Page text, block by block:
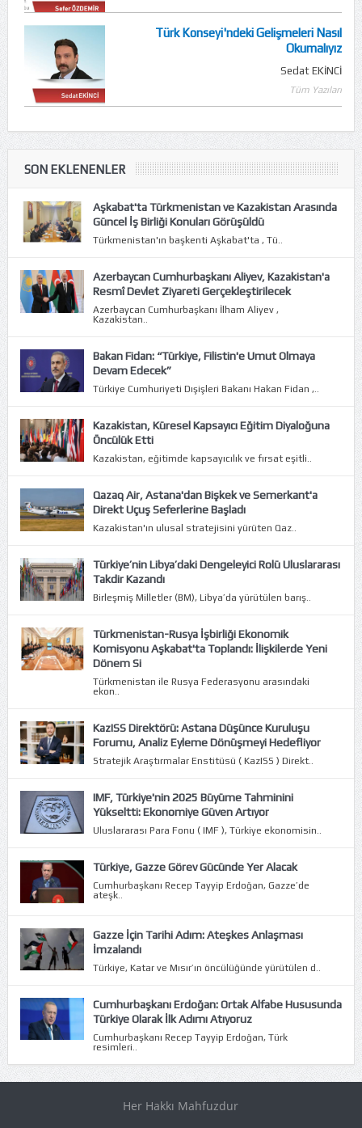
Türk Konseyi'ndeki Gelişmeleri Nasıl
Okumalıyız
Sedat EKİNCİ
Tüm Yazıları
SON EKLENENLER
Aşkabat'ta Türkmenistan ve Kazakistan Arasında
Güncel İş Birliği Konuları Görüşüldü
Türkmenistan'ın başkenti Aşkabat'ta , Tü..
Azerbaycan Cumhurbaşkanı Aliyev, Kazakistan'a
Resmî Devlet Ziyareti Gerçekleştirilecek
Azerbaycan Cumhurbaşkanı İlham Aliyev ,
Kazakistan..
Bakan Fidan: “Türkiye, Filistin'e Umut Olmaya
Devam Edecek”
Türkiye Cumhuriyeti Dışişleri Bakanı Hakan Fidan ,..
Kazakistan, Küresel Kapsayıcı Eğitim Diyaloğuna
Öncülük Etti
Kazakistan, eğitimde kapsayıcılık ve fırsat eşitli..
Qazaq Air, Astana'dan Bişkek ve Semerkant'a
Direkt Uçuş Seferlerine Başladı
Kazakistan'ın ulusal stratejisini yürüten Qaz..
Türkiye’nin Libya’daki Dengeleyici Rolü Uluslararası
Takdir Kazandı
Birleşmiş Milletler (BM), Libya’da yürütülen barış..
Türkmenistan-Rusya İşbirliği Ekonomik
Komisyonu Aşkabat'ta Toplandı: İlişkilerde Yeni
Dönem Si
Türkmenistan ile Rusya Federasyonu arasındaki
ekon..
KazISS Direktörü: Astana Düşünce Kuruluşu
Forumu, Analiz Eyleme Dönüşmeyi Hedefliyor
Stratejik Araştırmalar Enstitüsü ( KazISS ) Direkt..
IMF, Türkiye'nin 2025 Büyüme Tahminini
Yükseltti: Ekonomiye Güven Artıyor
Uluslararası Para Fonu ( IMF ), Türkiye ekonomisin..
Türkiye, Gazze Görev Gücünde Yer Alacak
Cumhurbaşkanı Recep Tayyip Erdoğan, Gazze’de
ateşk..
Gazze İçin Tarihi Adım: Ateşkes Anlaşması
İmzalandı
Türkiye, Katar ve Mısır’ın öncülüğünde yürütülen d..
Cumhurbaşkanı Erdoğan: Ortak Alfabe Hususunda
Türkiye Olarak İlk Adımı Atıyoruz
Cumhurbaşkanı Recep Tayyip Erdoğan, Türk
resimleri..
Her Hakkı Mahfuzdur